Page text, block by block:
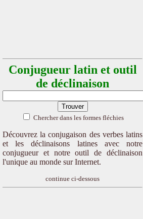
Conjugueur latin et outil
de déclinaison
Chercher dans les formes fléchies
Découvrez la conjugaison des verbes latins
et les déclinaisons latines avec notre
conjugueur et notre outil de déclinaison
l'unique au monde sur Internet.
continue ci-dessous